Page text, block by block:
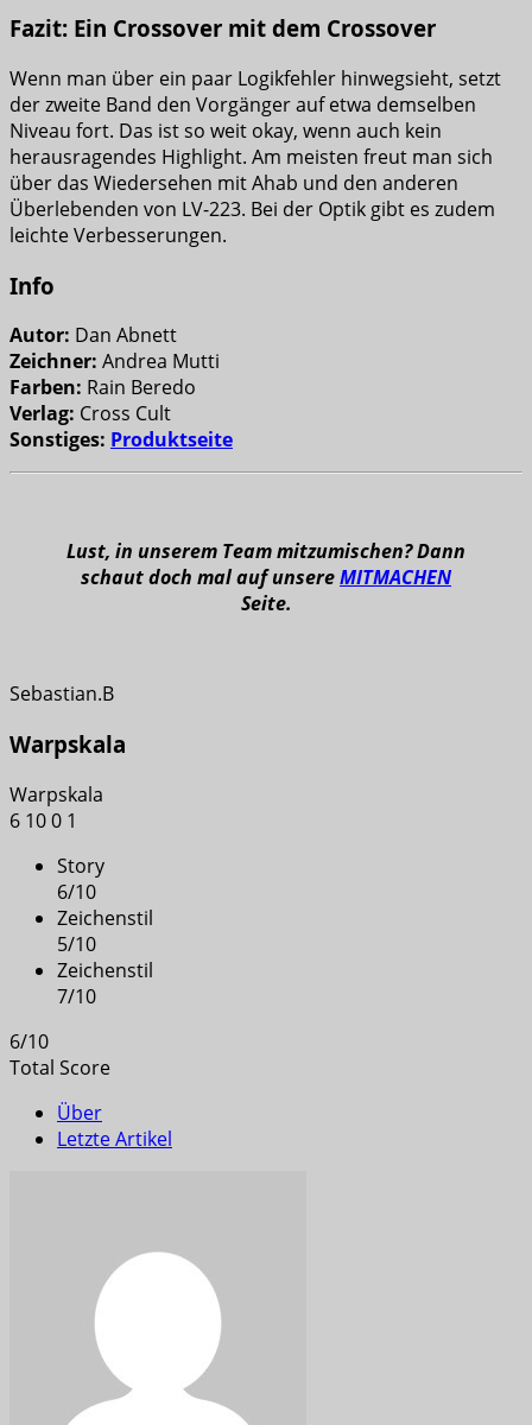
Fazit: Ein Crossover mit dem Crossover
Wenn man über ein paar Logikfehler hinwegsieht, setzt
der zweite Band den Vorgänger auf etwa demselben
Niveau fort. Das ist so weit okay, wenn auch kein
herausragendes Highlight. Am meisten freut man sich
über das Wiedersehen mit Ahab und den anderen
Überlebenden von LV-223. Bei der Optik gibt es zudem
leichte Verbesserungen.
Info
Autor: Dan Abnett
Zeichner: Andrea Mutti
Farben: Rain Beredo
Verlag: Cross Cult
Sonstiges: Produktseite
Lust, in unserem Team mitzumischen? Dann
schaut doch mal auf unsereMITMACHEN
Seite.
Sebastian.B
Warpskala
Warpskala
6 100 1
Story
6/10
Zeichenstil
5/10
Zeichenstil
7/10
6/10
Total Score
Über
Letzte Artikel